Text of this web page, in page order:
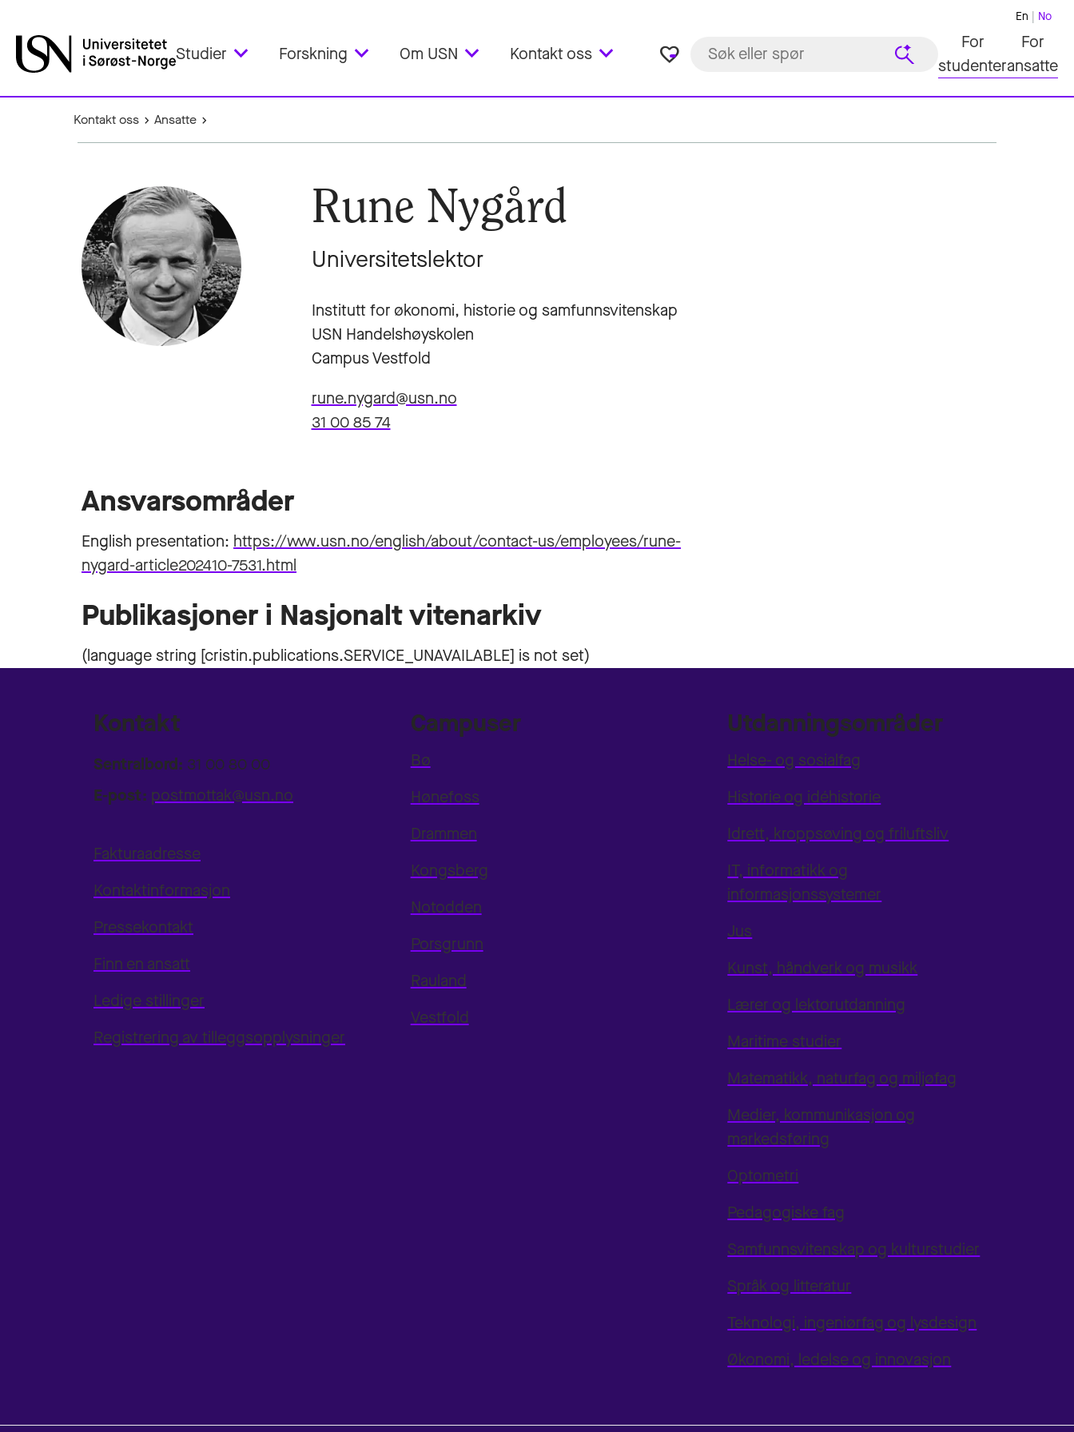
Studier Forskning Om USN Kontakt oss favorite_border
En No
For
studenter
For
ansatte
Kontakt oss Ansatte
Rune Nygård
Universitetslektor
Institutt for økonomi, historie og samfunnsvitenskap
USN Handelshøyskolen
Campus Vestfold
rune.nygard@usn.no
31 00 85 74
Ansvarsområder
English presentation: https://www.usn.no/english/about/contact-us/employees/rune-
nygard-article202410-7531.html
Publikasjoner i Nasjonalt vitenarkiv
Kontakt
Sentralbord: 31 00 80 00
E-post: postmottak@usn.no
Fakturaadresse
Kontaktinformasjon
Pressekontakt
Finn en ansatt
Ledige stillinger
Registrering av tilleggsopplysninger
Campuser
Bø
Hønefoss
Drammen
Kongsberg
Notodden
Porsgrunn
Rauland
Vestfold
Utdanningsområder
Helse- og sosialfag
Historie og idéhistorie
Idrett, kroppsøving og friluftsliv
IT, informatikk og
informasjonssystemer
Jus
Kunst, håndverk og musikk
Lærer og lektorutdanning
Maritime studier
Matematikk, naturfag og miljøfag
Medier, kommunikasjon og
markedsføring
Optometri
Pedagogiske fag
Samfunnsvitenskap og kulturstudier
Språk og litteratur
Teknologi, ingeniørfag og lysdesign
Økonomi, ledelse og innovasjon